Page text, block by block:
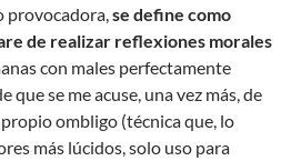
provocadora,se define como
de realizar reflexiones morales
con males perfectamente
que se me acuse, una vez más, de
ombligo (técnica que, lo
más lúcidos, solo uso para